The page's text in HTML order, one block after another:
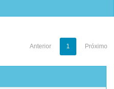
Anterior 1 Próximo